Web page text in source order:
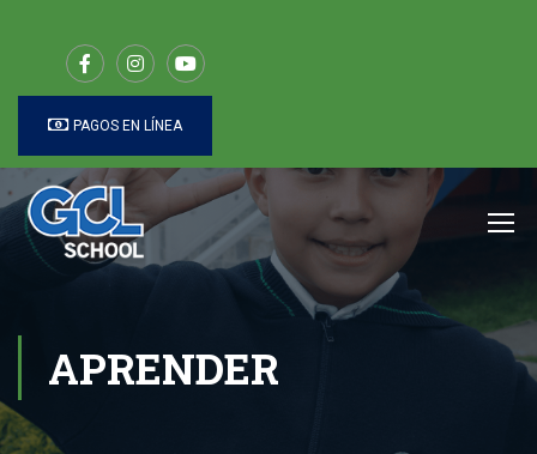
PAGOS EN LÍNEA
APRENDER